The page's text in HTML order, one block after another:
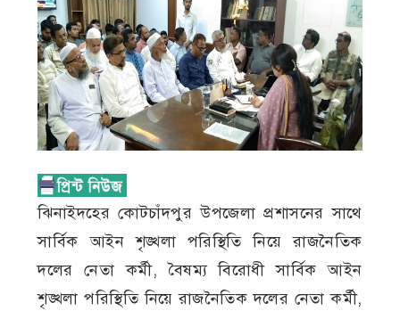
ঝিনাইদহের কোটচাঁদপুর উপজেলা প্রশাসনের সাথে
সার্বিক আইন শৃঙ্খলা পরিস্থিতি নিয়ে রাজনৈতিক
দলের নেতা কর্মী, বৈষম্য বিরোধী সার্বিক আইন
শৃঙ্খলা পরিস্থিতি নিয়ে রাজনৈতিক দলের নেতা কর্মী,